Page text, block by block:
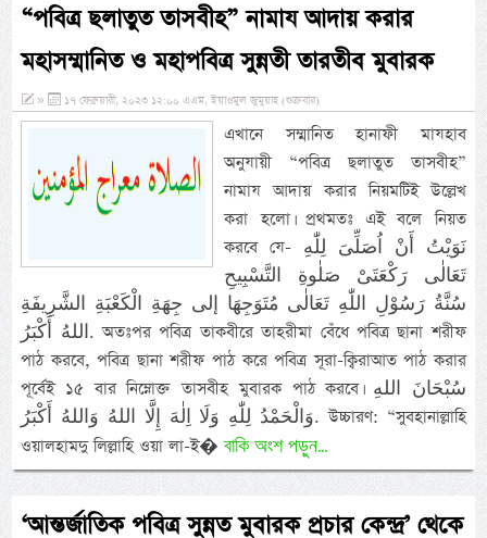
“পবিত্র ছলাতুত তাসবীহ” নামায আদায় করার
মহাসম্মানিত ও মহাপবিত্র সুন্নতী তারতীব মুবারক
» ১৭ ফেব্রুয়ারী, ২০২৩ ১২:০০ এএম, ইয়াওমুল জুমুয়াহ (শুক্রবার)
এখানে সম্মানিত হানাফী মাযহাব
অনুযায়ী “পবিত্র ছলাতুত তাসবীহ”
নামায আদায় করার নিয়মটিই উল্লেখ
করা হলো। প্রথমতঃ এই বলে নিয়ত
করবে যে- نَوَيْتُ أَنْ اُصَلِّىَ لِلّٰهِ
تَعَالٰى رَكْعَتَىْ صَلٰوةِ التَّسْبِيحِ
سُنَّةُ رَسُوْلِ اللّٰهِ تَعَالٰى مُتَوَجِهَا إلى جِهَةِ الْكَعْبَةِ الشَّرِيفَةِ
اللهُ أَكْبَرُ. অতঃপর পবিত্র তাকবীরে তাহরীমা বেঁধে পবিত্র ছানা শরীফ
পাঠ করবে, পবিত্র ছানা শরীফ পাঠ করে পবিত্র সূরা-ক্বিরাআত পাঠ করার
পূর্বেই ১৫ বার নিম্নোক্ত তাসবীহ মুবারক পাঠ করবে। سُبْحَانَ اللهِ
وَالْحَمْدُ لِلّٰهِ وَلَا اِلٰهَ إِلَّا اللهُ وَاللهُ أَكْبَرُ. উচ্চারণ: “সুবহানাল্লাহি
ওয়ালহামদু লিল্লাহি ওয়া লা-ই�বাকি অংশ পড়ুন...
‘আন্তর্জাতিক পবিত্র সুন্নত মুবারক প্রচার কেন্দ্র’ থেকে